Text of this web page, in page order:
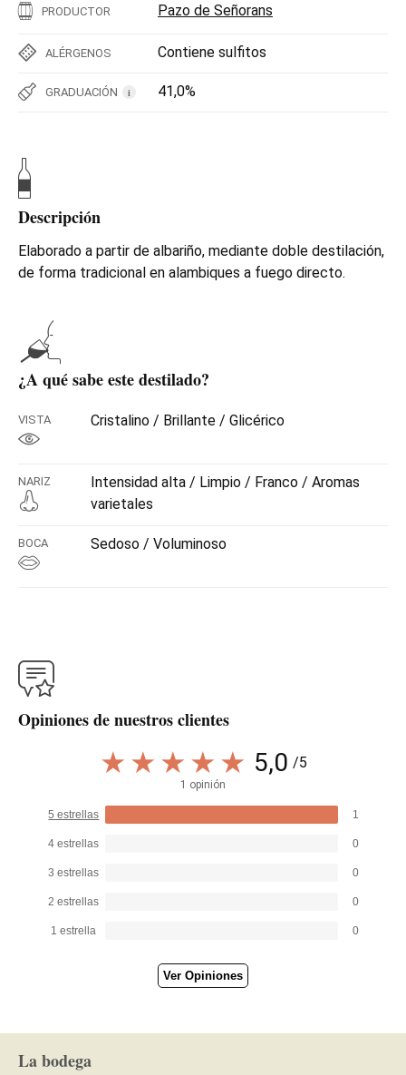
PRODUCTOR Pazo de Señorans
ALÉRGENOS Contiene sulfitos
GRADUACIÓN i 41,0%
Descripción
Elaborado a partir de albariño, mediante doble destilación,
de forma tradicional en alambiques a fuego directo.
¿A qué sabe este destilado?
VISTA Cristalino / Brillante / Glicérico
NARIZ
Intensidad alta / Limpio / Franco / Aromas
varietales
BOCA Sedoso / Voluminoso
Opiniones de nuestros clientes
5,0 /5
1 opinión
5 estrellas 1
4 estrellas 0
3 estrellas 0
2 estrellas 0
1 estrella 0
Ver Opiniones
La bodega